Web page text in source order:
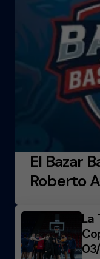
El Bazar
Roberto
La